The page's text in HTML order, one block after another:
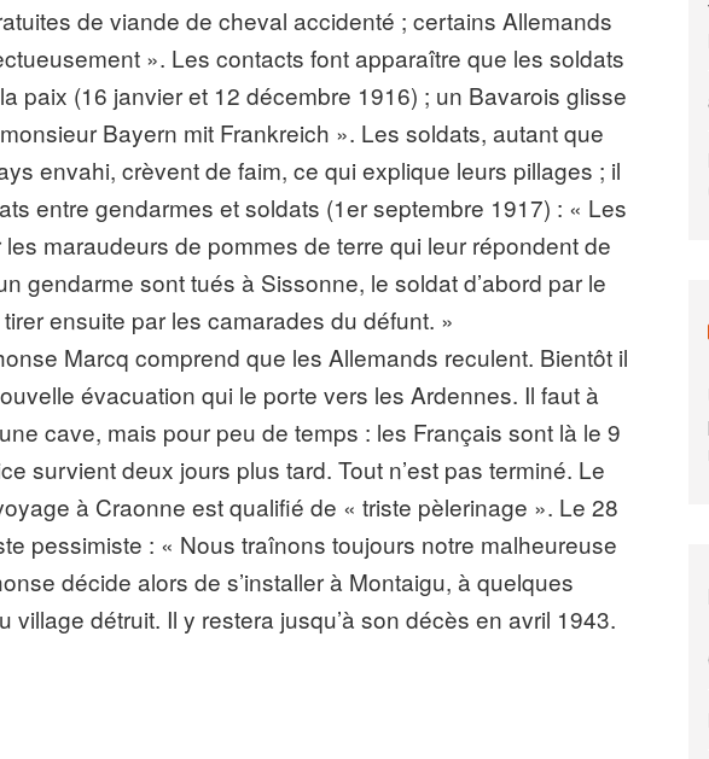
de viande de cheval accidenté ; certains Allemands
». Les contacts font apparaître que les soldats
paix (16 janvier et 12 décembre 1916) ; un Bavarois glisse
Bayern mit Frankreich ». Les soldats, autant que
envahi, crèvent de faim, ce qui explique leurs pillages ; il
entre gendarmes et soldats (1er septembre 1917) : « Les
maraudeurs de pommes de terre qui leur répondent de
gendarme sont tués à Sissonne, le soldat d’abord par le
ensuite par les camarades du défunt. »
Marcq comprend que les Allemands reculent. Bientôt il
évacuation qui le porte vers les Ardennes. Il faut à
cave, mais pour peu de temps : les Français sont là le 9
survient deux jours plus tard. Tout n’est pas terminé. Le
à Craonne est qualifié de « triste pèlerinage ». Le 28
pessimiste : « Nous traînons toujours notre malheureuse
décide alors de s’installer à Montaigu, à quelques
village détruit. Il y restera jusqu’à son décès en avril 1943.